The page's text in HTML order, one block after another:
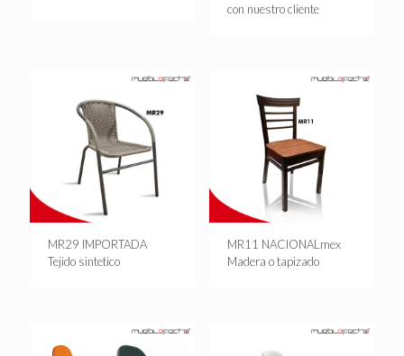
con nuestro cliente
MR29 IMPORTADA
Tejido sintetico
MR11 NACIONALmex
Madera o tapizado